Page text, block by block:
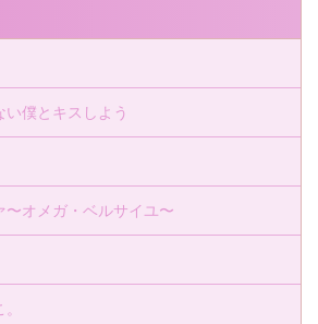
い僕とキスしよう
〜オメガ・ベルサイユ〜